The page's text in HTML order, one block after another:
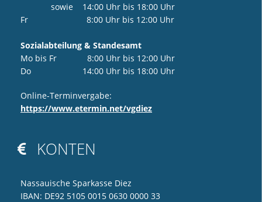
sowie 14:00 Uhr bis 18:00 Uhr
Fr 8:00 Uhr bis 12:00 Uhr
Sozialabteilung & Standesamt
Mo bis Fr 8:00 Uhr bis 12:00 Uhr
Do 14:00 Uhr bis 18:00 Uhr
Online-Terminvergabe:
https://www.etermin.net/vgdiez
 KONTEN
Nassauische Sparkasse Diez
IBAN: DE92 5105 0015 0630 0000 33